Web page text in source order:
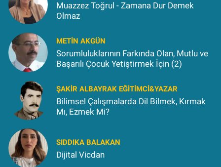
Muazzez Toğrul - Zamana Dur Demek
Olmaz
METIN AKGÜN
Sorumluluklarının Farkında Olan, Mutlu ve
Başarılı Çocuk Yetiştirmek İçin (2)
ŞAKIR ALBAYRAK EĞITIMCI&YAZAR
Bilimsel Çalışmalarda Dil Bilmek, Kırmak
Mı, Ezmek Mi?
SIDDIKA BALAKAN
Dijital Vicdan